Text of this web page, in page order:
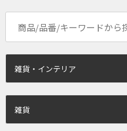
雑貨・インテリア
雑貨